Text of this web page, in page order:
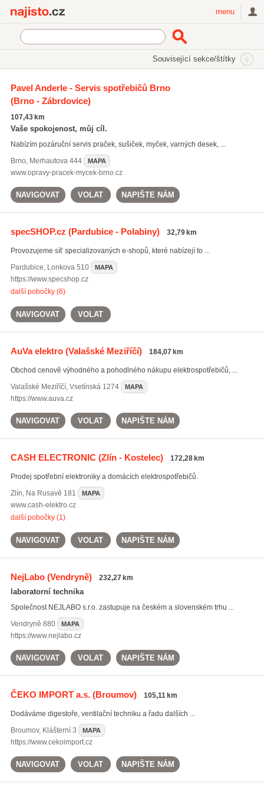
menu
Související sekce/štítky
digestoře (170)
lednice(735)
pračky
Všechny související štítky
Pavel Anderle - Servis spotřebičů Brno
(Brno - Zábrdovice)
107,43 km
Vaše spokojenost, můj cíl.
Nabízím pozáruční servis praček, sušiček, myček, varných desek, ...
Brno, Merhautova 444 MAPA
www.opravy-pracek-mycek-brno.cz
NAVIGOVAT VOLAT NAPIŠTE NÁM
specSHOP.cz (Pardubice - Polabiny) 32,79 km
Provozujeme síť specializovaných e-shopů, které nabízejí to ...
Pardubice, Lonkova 510 MAPA
https://www.specshop.cz
další pobočky (6)
NAVIGOVAT VOLAT
AuVa elektro(Valašské Meziříčí) 184,07 km
Obchod cenově výhodného a pohodlného nákupu elektrospotřebičů, ...
Valašské Meziříčí, Vsetínská 1274 MAPA
https://www.auva.cz
NAVIGOVAT VOLAT NAPIŠTE NÁM
CASH ELECTRONIC(Zlín - Kostelec) 172,28 km
Prodej spotřební elektroniky a domácích elektrospotřebičů.
Zlín, Na Rusavě 181 MAPA
www.cash-elektro.cz
další pobočky (1)
NAVIGOVAT VOLAT NAPIŠTE NÁM
NejLabo(Vendryně) 232,27 km
laboratorní technika
Společnost NEJLABO s.r.o. zastupuje na českém a slovenském trhu ...
Vendryně 880 MAPA
https://www.nejlabo.cz
NAVIGOVAT VOLAT NAPIŠTE NÁM
ČEKO IMPORT a.s.(Broumov) 105,11 km
Dodáváme digestoře, ventilační techniku a řadu dalších ...
Broumov, Klášterní 3 MAPA
https://www.cekoimport.cz
NAVIGOVAT VOLAT NAPIŠTE NÁM